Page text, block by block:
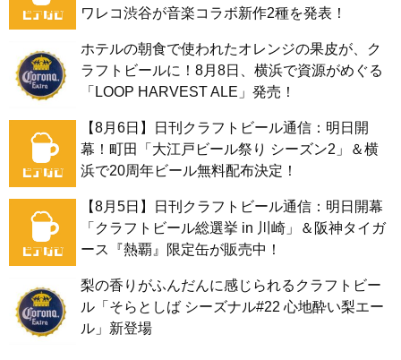
ワレコ渋谷が音楽コラボ新作2種を発表！
ホテルの朝食で使われたオレンジの果皮が、ク
ラフトビールに！8月8日、横浜で資源がめぐる
「LOOP HARVEST ALE」発売！
【8月6日】日刊クラフトビール通信：明日開
幕！町田「大江戸ビール祭り シーズン2」＆横
浜で20周年ビール無料配布決定！
【8月5日】日刊クラフトビール通信：明日開幕
「クラフトビール総選挙 in 川崎」＆阪神タイガ
ース『熱覇』限定缶が販売中！
梨の香りがふんだんに感じられるクラフトビー
ル「そらとしば シーズナル#22 心地酔い梨エー
ル」新登場